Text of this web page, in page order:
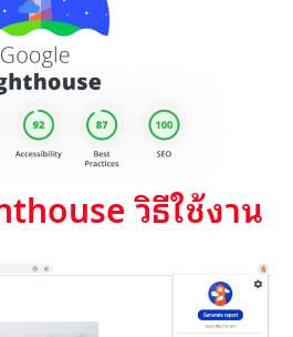
วิธีใช้งาน